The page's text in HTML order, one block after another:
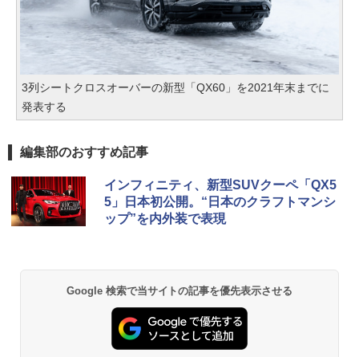
3列シートクロスオーバーの新型「QX60」を2021年末までに
発表する
編集部のおすすめ記事
インフィニティ、新型SUVクーペ「QX5
5」日本初公開。“日本のクラフトマンシ
ップ”を内外装で表現
Google 検索で当サイトの記事を優先表示させる